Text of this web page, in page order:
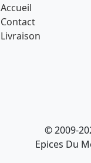
Accueil
Contact
Livraison
© 2009-
Epices Du